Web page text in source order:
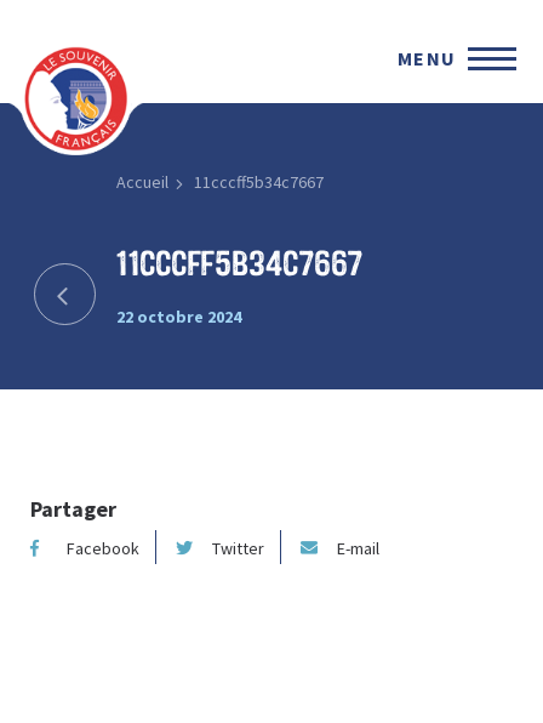
MENU
Accueil 11cccff5b34c7667
11cccff5b34c7667
22 octobre 2024
Partager
Facebook Twitter E-mail